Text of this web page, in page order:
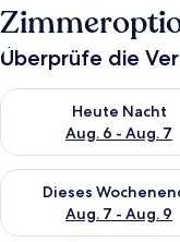
Überprüfe die
Heute Nacht
Aug. 6 - Aug. 7
Überprüfe die
Dieses
Aug. 7 - Aug. 9
Überprüfe die